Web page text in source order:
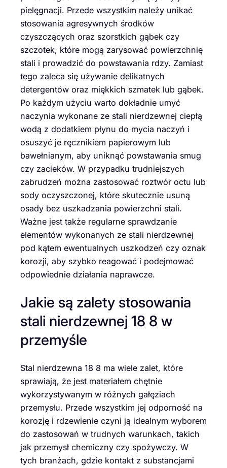
pielęgnacji. Przede wszystkim należy unikać
stosowania agresywnych środków
czyszczących oraz szorstkich gąbek czy
szczotek, które mogą zarysować powierzchnię
stali i prowadzić do powstawania rdzy. Zamiast
tego zaleca się używanie delikatnych
detergentów oraz miękkich szmatek lub gąbek.
Po każdym użyciu warto dokładnie umyć
naczynia wykonane ze stali nierdzewnej ciepłą
wodą z dodatkiem płynu do mycia naczyń i
osuszyć je ręcznikiem papierowym lub
bawełnianym, aby uniknąć powstawania smug
czy zacieków. W przypadku trudniejszych
zabrudzeń można zastosować roztwór octu lub
sody oczyszczonej, które skutecznie usuną
osady bez uszkadzania powierzchni stali.
Ważne jest także regularne sprawdzanie
elementów wykonanych ze stali nierdzewnej
pod kątem ewentualnych uszkodzeń czy oznak
korozji, aby szybko reagować i podejmować
odpowiednie działania naprawcze.
Jakie są zalety stosowania
stali nierdzewnej 18 8 w
przemyśle
Stal nierdzewna 18 8 ma wiele zalet, które
sprawiają, że jest materiałem chętnie
wykorzystywanym w różnych gałęziach
przemysłu. Przede wszystkim jej odporność na
korozję i rdzewienie czyni ją idealnym wyborem
do zastosowań w trudnych warunkach, takich
jak przemysł chemiczny czy spożywczy. W
tych branżach, gdzie kontakt z substancjami